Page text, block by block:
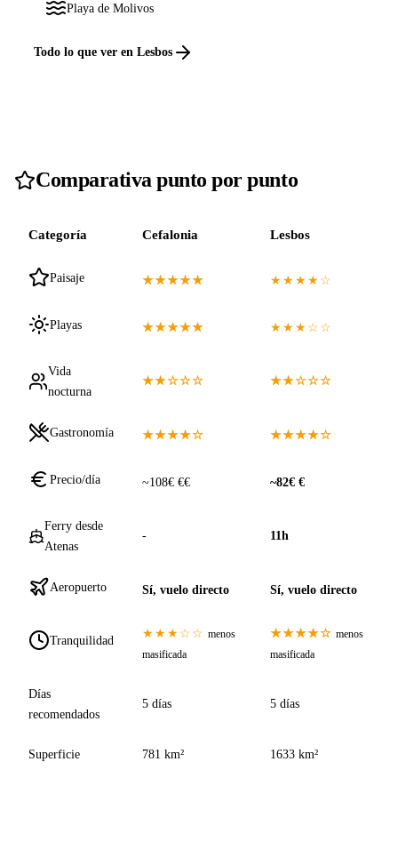
Playa de Molivos
Todo lo que ver en Lesbos
Comparativa punto por punto
Categoría Cefalonia Lesbos
Paisaje ★★★★★ ★★★★☆
Playas ★★★★★ ★★★☆☆
Vida
nocturna
★★☆☆☆ ★★☆☆☆
Gastronomía ★★★★☆ ★★★★☆
Precio/día ~108€ €€ ~82€ €
Ferry desde
Atenas
- 11h
Aeropuerto Sí, vuelo directo Sí, vuelo directo
Tranquilidad ★★★☆☆ menos
masificada
★★★★☆ menos
masificada
Días
recomendados
5 días 5 días
Superficie 781 km² 1633 km²